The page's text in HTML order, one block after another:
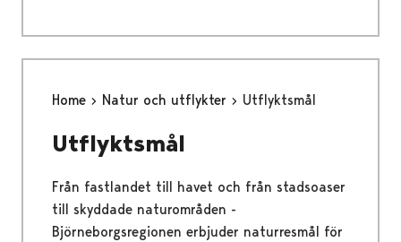
Home Natur och utflykter Utflyktsmål
Utflyktsmål
Från fastlandet till havet och från stadsoaser
till skyddade naturområden -
Björneborgsregionen erbjuder naturresmål för